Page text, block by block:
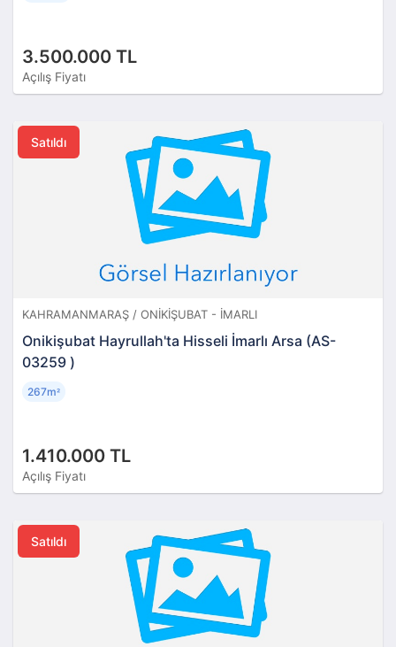
3.500.000 TL
Açılış Fiyatı
Satıldı
KAHRAMANMARAŞ / ONIKIŞUBAT - İMARLI
Onikişubat Hayrullah'ta Hisseli İmarlı Arsa (AS-
03259 )
1.410.000 TL
Açılış Fiyatı
267m²
Satıldı